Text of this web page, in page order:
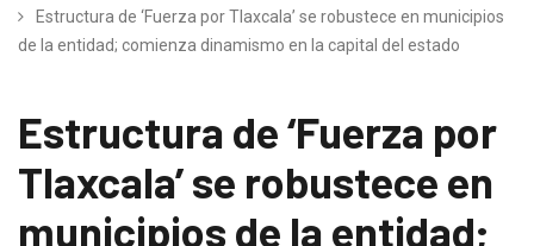
Estructura de ‘Fuerza por Tlaxcala’ se robustece en municipios
de la entidad; comienza dinamismo en la capital del estado
Estructura de ‘Fuerza por
Tlaxcala’ se robustece en
municipios de la entidad;